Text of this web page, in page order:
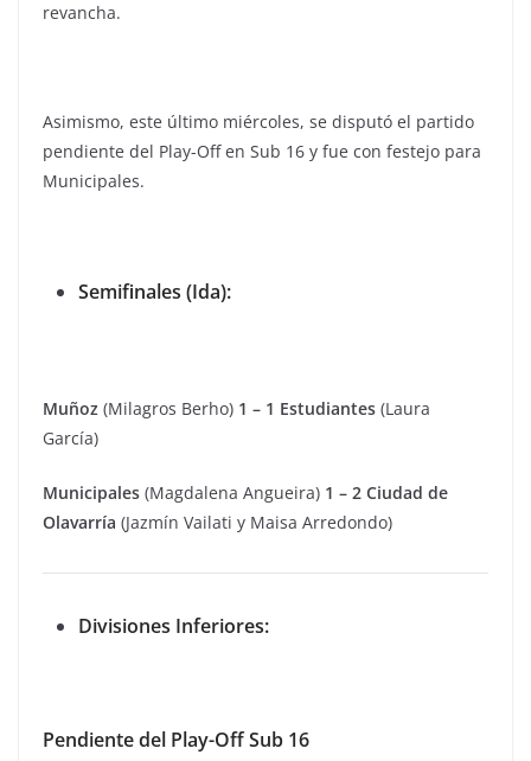
revancha.
Asimismo, este último miércoles, se disputó el partido
pendiente del Play-Off en Sub 16 y fue con festejo para
Municipales.
Semifinales (Ida):
Muñoz (Milagros Berho) 1 – 1 Estudiantes (Laura
García)
Municipales (Magdalena Angueira) 1 – 2 Ciudad de
Olavarría (Jazmín Vailati y Maisa Arredondo)
Divisiones Inferiores:
Pendiente del Play-Off Sub 16